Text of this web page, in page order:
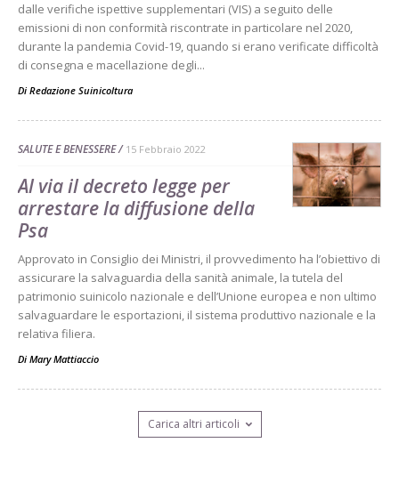
dalle verifiche ispettive supplementari (VIS) a seguito delle
emissioni di non conformità riscontrate in particolare nel 2020,
durante la pandemia Covid-19, quando si erano verificate difficoltà
di consegna e macellazione degli...
Di Redazione Suinicoltura
SALUTE E BENESSERE 15 Febbraio 2022
Al via il decreto legge per
arrestare la diffusione della
Psa
Approvato in Consiglio dei Ministri, il provvedimento ha l’obiettivo di
assicurare la salvaguardia della sanità animale, la tutela del
patrimonio suinicolo nazionale e dell’Unione europea e non ultimo
salvaguardare le esportazioni, il sistema produttivo nazionale e la
relativa filiera.
Di Mary Mattiaccio
Carica altri articoli